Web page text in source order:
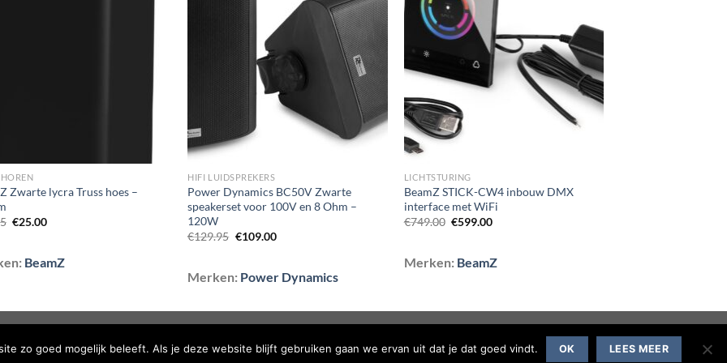
Zwarte lycra Truss hoes –
Oorspronkelijke
€25.00Huidige
BeamZ
aan
wenslijst
HIFI LUIDSPREKERS
Power Dynamics BC50V Zwarte
speakerset voor 100V en 8 Ohm –
120W
€129.95 Oorspronkelijke
€109.00Huidige
Merken: Power Dynamics
LICHTSTURING
BeamZ STICK-CW4 inbouw DMX
interface met WiFi
€749.00 Oorspronkelijke
€599.00Huidige
Merken: BeamZ
zo goed mogelijk beleeft. Als je deze website blijft gebruiken gaan we ervan uit dat je dat goed vindt. OK LEES MEER